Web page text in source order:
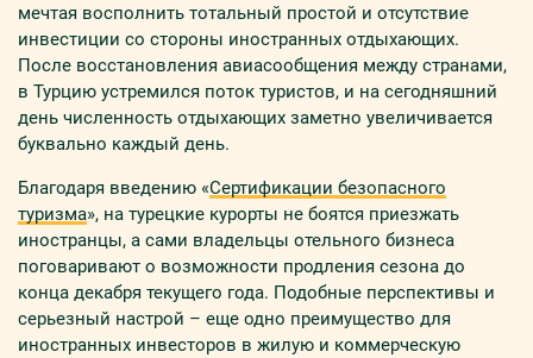
мечтая восполнить тотальный простой и отсутствие
инвестиции со стороны иностранных отдыхающих.
После восстановления авиасообщения между странами,
в Турцию устремился поток туристов, и на сегодняшний
день численность отдыхающих заметно увеличивается
буквально каждый день.
Благодаря введению «Сертификации безопасного
туризма», на турецкие курорты не боятся приезжать
иностранцы, а сами владельцы отельного бизнеса
поговаривают о возможности продления сезона до
конца декабря текущего года. Подобные перспективы и
серьезный настрой – еще одно преимущество для
иностранных инвесторов в жилую и коммерческую